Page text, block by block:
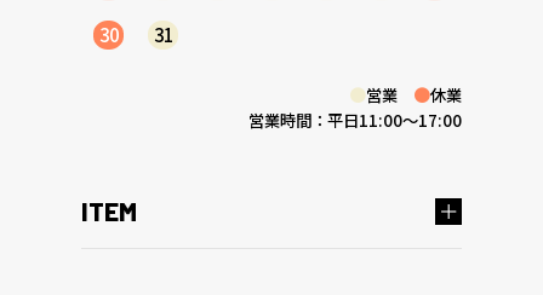
ITEM
30
31
●営業 ●休業
営業時間：平日11:00～17:00